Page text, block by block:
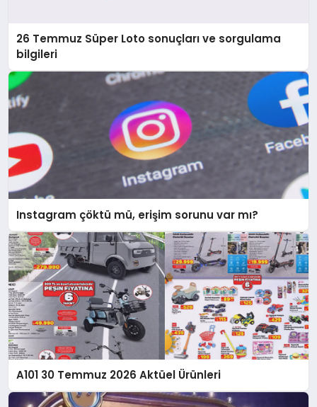
26 Temmuz Süper Loto sonuçları ve sorgulama
bilgileri
Instagram çöktü mü, erişim sorunu var mı?
A101 30 Temmuz 2026 Aktüel Ürünleri